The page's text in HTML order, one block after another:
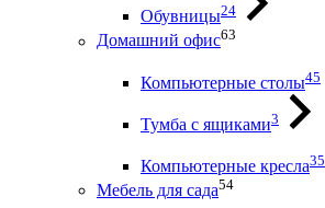
Обувницы24
Домашний офис63
Компьютерные столы45
Тумба с ящиками3
Компьютерные кресла35
Мебель для сада54